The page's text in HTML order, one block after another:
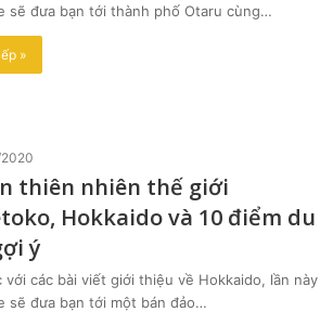
sẽ đưa bạn tới thành phố Otaru cùng…
»
thiên nhiên thế giới
Hokkaido và 10 điểm du
ý
với các bài viết giới thiệu về Hokkaido, lần này
sẽ đưa bạn tới một bán đảo…